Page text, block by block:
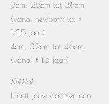
3cm: 2,8cm tot 3,8cm
(vanaf newborn tot ±
1/1,5 jaar)
4cm: 3,2cm tot 4,6cm
(vanaf ± 1,5 jaar)
Klikklak:
Heeft jouw dochter een